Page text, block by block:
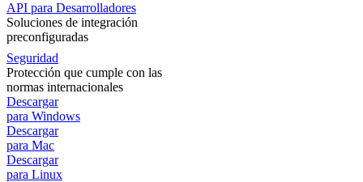
API para Desarrolladores
Soluciones de integración
preconfiguradas
Seguridad
Protección que cumple con las
normas internacionales
Descargar
para Windows
Descargar
para Mac
Descargar
para Linux